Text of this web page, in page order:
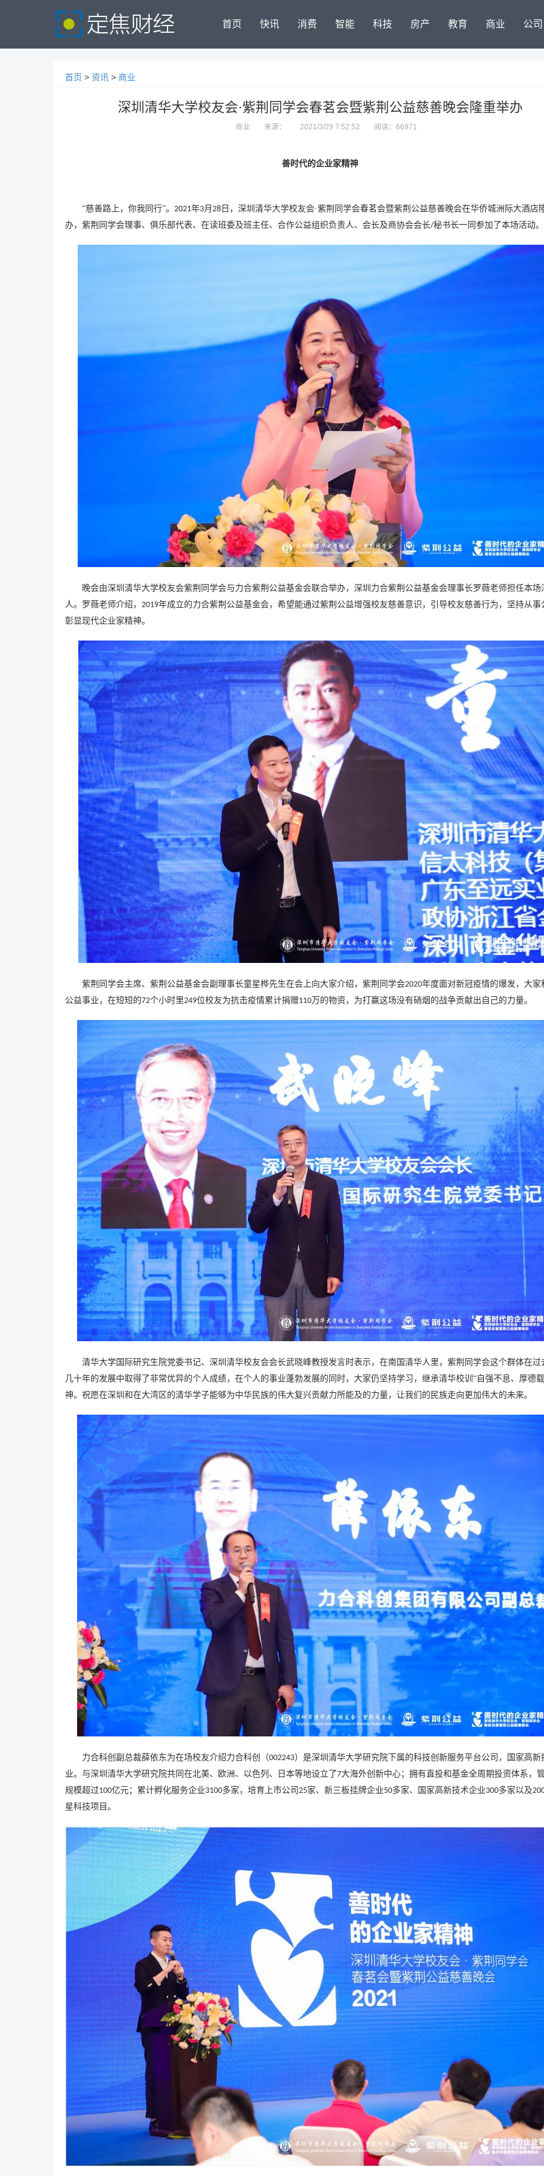
首页 快讯 消费 智能 科技 房产 教育 商业 公司
首页 > 资讯 > 商业
深圳清华大学校友会·紫荆同学会春茗会暨紫荆公益慈善晚会隆重举办
商业 来源： 2021/3/29 7:52:52 阅读：66971
善时代的企业家精神
“慈善路上，你我同行”。 2021年3月 28 日，深圳清华大学校友会·紫荆同学会春茗会暨紫荆公益慈善晚会在华侨城洲际大酒店
办，紫荆同学会理事、俱乐部代表、在读班委及班主任、合作公益组织负责人、会长及商协会会长/秘书长一同参加了本场活动。
晚会由深圳清华大学校友会紫荆同学会与力合紫荆公益基金会联合举办，深圳力合紫荆公益基金会理事长罗薇老师担任本场
人。罗薇老师介绍， 2019年成立的力合紫荆公益基金会，希望能通过紫荆公益增强校友慈善意识，引导校友慈善行为，坚持从事
彰显现代企业家精神。
紫荆同学会主席、紫荆公益基金会副理事长童星桦先生在会上向大家介绍，紫荆同学会2020年度面对新冠疫情的爆发，大家
公益事业，在短短的72个小时里249位校友为抗击疫情累计捐赠110万的物资，为打赢这场没有硝烟的战争贡献出自己的力量。
清华大学国际研究生院党委书记、深圳清华校友会会长武晓峰教授发言时表示，在南国清华人里，紫荆同学会这个群体在过
几十年的发展中取得了非常优异的个人成绩，在个人的事业蓬勃发展的同时，大家仍坚持学习，继承清华校训 “自强不息、厚德
神。祝愿在深圳和在大湾区的清华学子能够为中华民族的伟大复兴贡献力所能及的力量，让我们的民族走向更加伟大的未来。
力合科创副总裁薛依东为在场校友介绍力合科创（002243）是深圳清华大学研究院下属的科技创新服务平台公司，国家高新
业。与深圳清华大学研究院共同在北美、欧洲、以色列、日本等地设立了7大海外创新中心；拥有直投和基金全周期投资体系，
规模超过100亿元；累计孵化服务企业3100多家，培育上市公司 25家、新三板挂牌企业50多家、国家高新技术企业300多家以及
星科技项目。